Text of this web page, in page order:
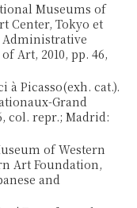
Museums of
Center, Tokyo et
Administrative
Art, 2010, pp. 46,
à Picasso(exh. cat.).
Grand
col. repr.; Madrid:
of Western
Art Foundation,
and